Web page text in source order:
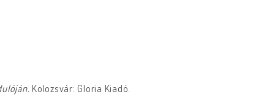
Kolozsvár: Gloria Kiadó.